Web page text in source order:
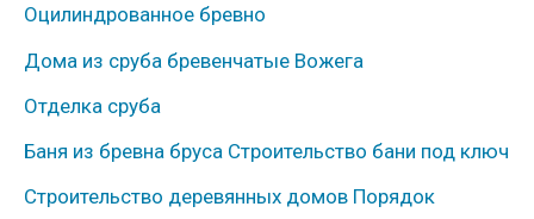
к
и
Оцилиндрованное бревно
Дома из сруба бревенчатые Вожега
Отделка сруба
Баня из бревна бруса Строительство бани под ключ
Строительство деревянных домов Порядок